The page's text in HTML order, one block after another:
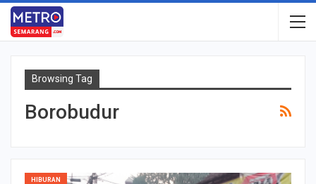
Browsing Tag
Borobudur
HIBURAN